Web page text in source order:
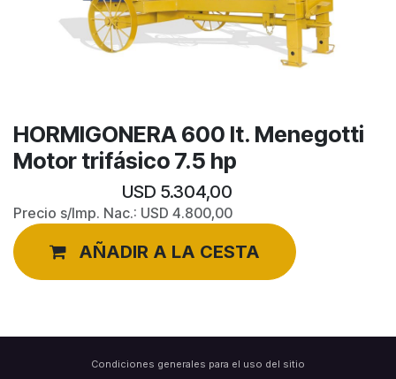
HORMIGONERA 600 lt. Menegotti
Motor trifásico 7.5 hp
USD 5.304,00
Precio s/Imp. Nac.: USD 4.800,00
AÑADIR A LA CESTA
Condiciones generales para el uso del sitio